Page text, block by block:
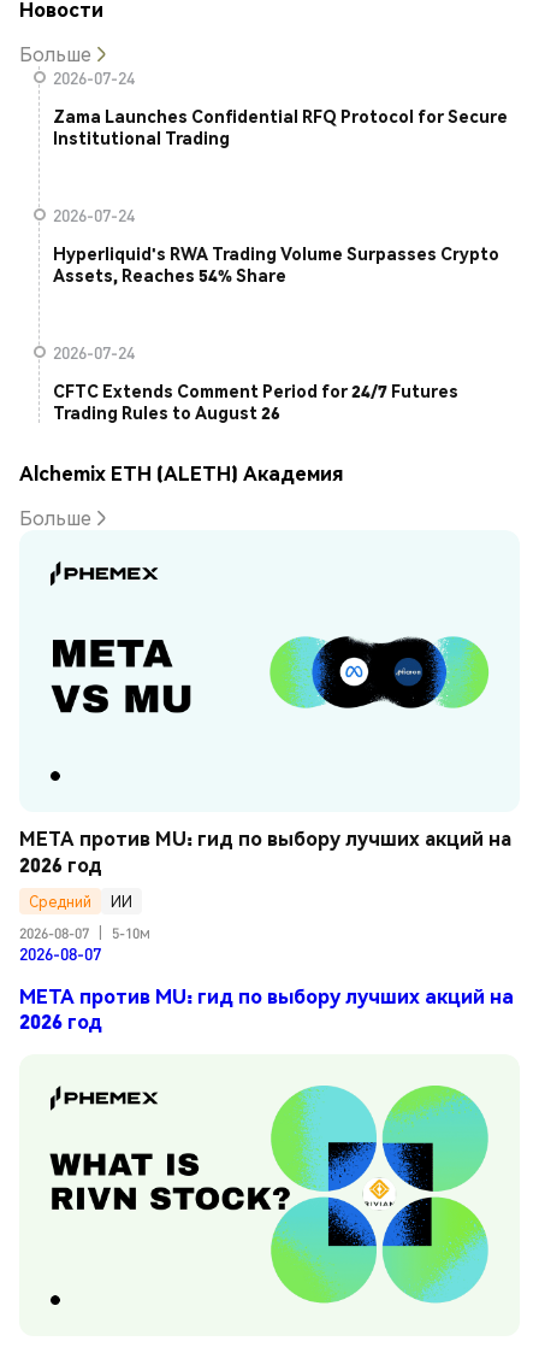
Новости
Больше
2026-07-24
Zama Launches Confidential RFQ Protocol for Secure
Institutional Trading
2026-07-24
Hyperliquid's RWA Trading Volume Surpasses Crypto
Assets, Reaches 54% Share
2026-07-24
CFTC Extends Comment Period for 24/7 Futures
Trading Rules to August 26
Alchemix ETH (ALETH) Академия
Больше
META против MU: гид по выбору лучших акций на
2026 год
Средний
ИИ
2026-08-07
5-10м
2026-08-07
META против MU: гид по выбору лучших акций на
2026 год